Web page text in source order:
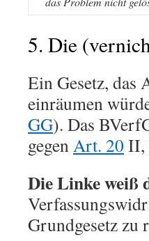
5. Die
Ein Gesetz, das
einräumen
GG). Das
gegenArt. 20II,
Die Linke weiß
Grundgesetz zu